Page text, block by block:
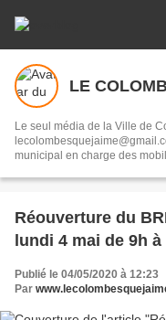
LE
Le seul média de la Ville de
lecolombesquejaime@gmail.com Je suis Lionel Faubeau,
municipal en charge des
Réouverture du
lundi 4 mai de 9h à
Publié le 04/05/2020 à 12:23
Par